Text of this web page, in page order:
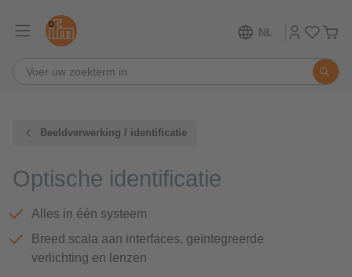
NL
Beeldverwerking / identificatie
Optische identificatie
Alles in één systeem
Breed scala aan interfaces, geïntegreerde
verlichting en lenzen